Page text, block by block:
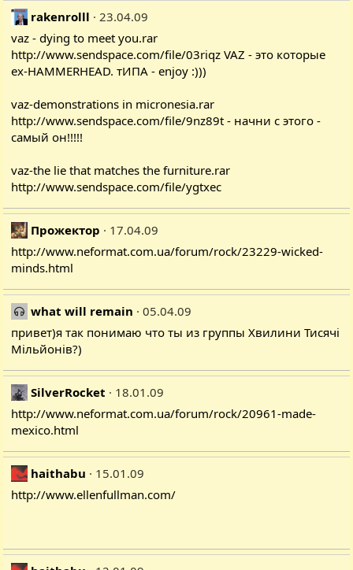
rakenrolll
23.04.09
vaz - dying to meet you.rar
http://www.sendspace.com/file/03riqz VAZ - это которые
ex-HAMMERHEAD. тИПА - enjoy :)))
vaz-demonstrations in micronesia.rar
http://www.sendspace.com/file/9nz89t - начни с этого -
самый он!!!!!
vaz-the lie that matches the furniture.rar
http://www.sendspace.com/file/ygtxec
Прожектор
17.04.09
http://www.neformat.com.ua/forum/rock/23229-wicked-
minds.html
what will remain
05.04.09
привет)я так понимаю что ты из группы Хвилини Тисячі
Мільйонів?)
SilverRocket
18.01.09
http://www.neformat.com.ua/forum/rock/20961-made-
mexico.html
haithabu
15.01.09
http://www.ellenfullman.com/